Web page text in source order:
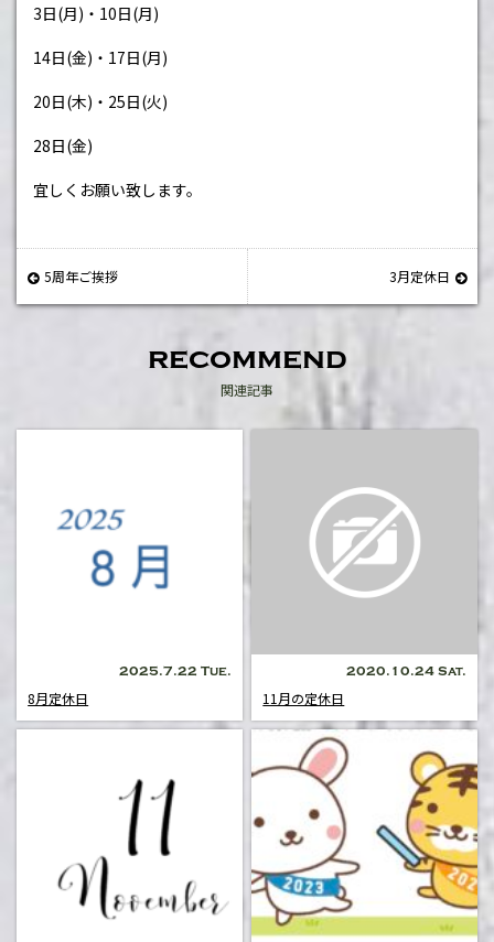
3日(月)・ 10日(月)
14日(金)・ 17日(月)
20日(木)・ 25日(火)
28日(金)
宜しくお願い致します。
5周年ご挨拶 3月定休日
recommend
関連記事
2025.7.22 Tue.
8月定休日
2020.10.24 Sat.
11月の定休日